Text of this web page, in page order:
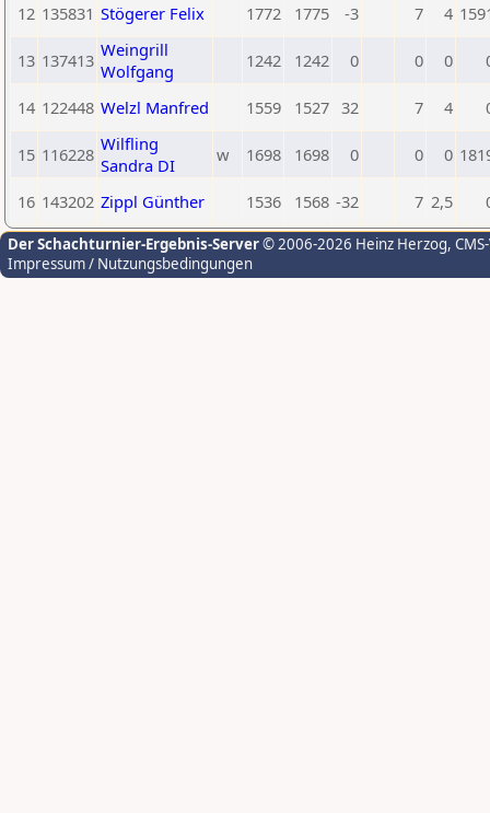
12 135831 Stögerer Felix 1772 1775 -3 7 4
13 137413 Weingrill
Wolfgang
1242 1242 0 0 0
14 122448 Welzl Manfred 1559 1527 32 7 4
15 116228 Wilfling
Sandra DI
w 1698 1698 0 0 0
16 143202 Zippl Günther 1536 1568 -32 7 2,5
Der Schachturnier-Ergebnis-Server© 2006-2026 Heinz Herzog,
Impressum / Nutzungsbedingungen